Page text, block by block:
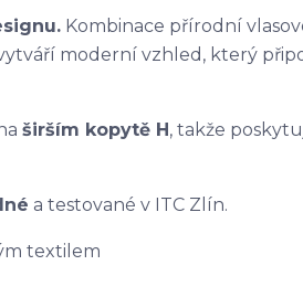
Kombinace přírodní
moderní vzhled, který
širším kopytě H, takže
a testované v ITC Zlín.
textilem